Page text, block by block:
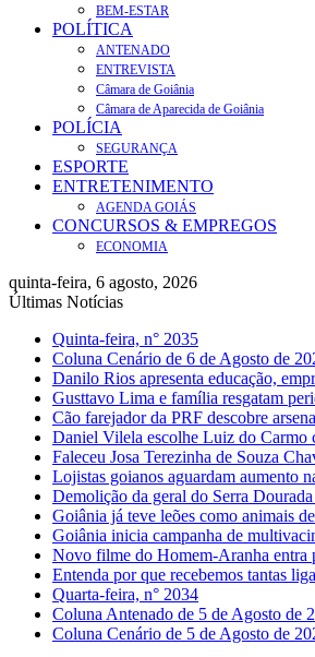
BEM-ESTAR
POLÍTICA
ANTENADO
ENTREVISTA
Câmara de Goiânia
Câmara de Aparecida de Goiânia
POLÍCIA
SEGURANÇA
ESPORTE
ENTRETENIMENTO
AGENDA GOIÁS
CONCURSOS & EMPREGOS
ECONOMIA
quinta-feira, 6 agosto, 2026
Últimas Notícias
Quinta-feira, n° 2035
Coluna Cenário de 6 de Agosto de
Danilo Rios apresenta educação,
Gusttavo Lima e família resgatam
Cão farejador da PRF descobre
Daniel Vilela escolhe Luiz do Carmo
Faleceu Josa Terezinha de Souza
Lojistas goianos aguardam aumento
Demolição da geral do Serra
Goiânia já teve leões como animais
Goiânia inicia campanha de
Novo filme do Homem-Aranha entra
Entenda por que recebemos tantas
Quarta-feira, n° 2034
Coluna Antenado de 5 de Agosto de
Coluna Cenário de 5 de Agosto de